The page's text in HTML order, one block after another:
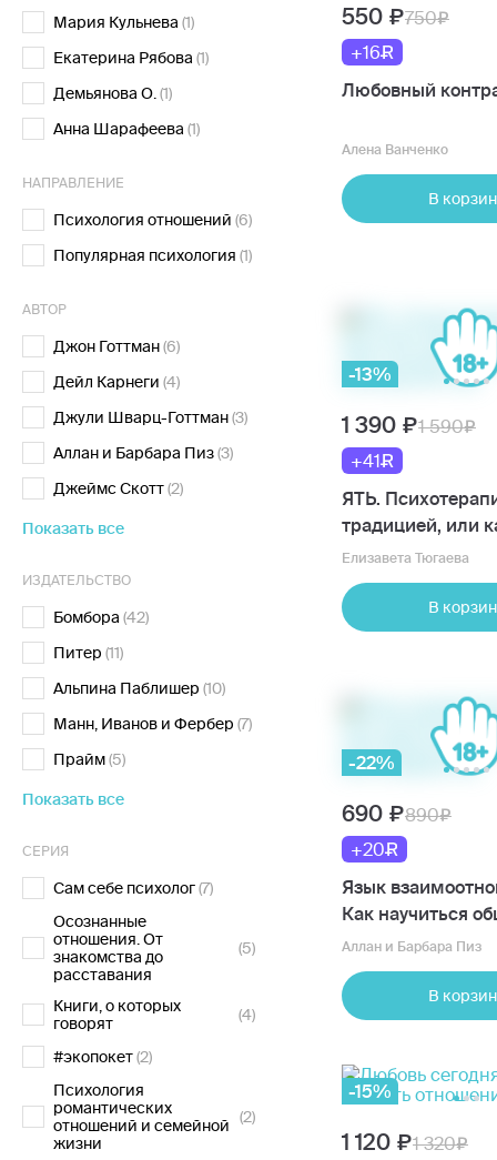
Мария Кульнева (1)
Екатерина Рябова (1)
Демьянова О. (1)
Анна Шарафеева (1)
НАПРАВЛЕНИЕ
Психология отношений (6)
Популярная психология (1)
АВТОР
Джон Готтман(6)
Дейл Карнеги (4)
Джули Шварц-Готтман(3)
Аллан и Барбара Пиз(3)
Джеймс Скотт(2)
Показать все
ИЗДАТЕЛЬСТВО
Бомбора (42)
Питер (11)
Альпина Паблишер (10)
Манн, Иванов и Фербер (7)
Прайм(5)
Показать все
СЕРИЯ
Сам себе психолог(7)
Осознанные
отношения. От
знакомства до
расставания
(5)
Книги, о которых
говорят
(4)
#экопокет(2)
Психология
романтических
отношений и семейной
жизни
(2)
550
750
+16
Любовный
Алена Ванченко
В
-13%
1 390
1 590
+41
ЯТЬ.
традицией, или
лучше в опоре на
культурный код
Елизавета Тюгаева
В
-22%
690
890
+20
Язык
Как научиться
без конфликтов
Аллан и Барбара Пиз
В
-15%
1 120
1 320